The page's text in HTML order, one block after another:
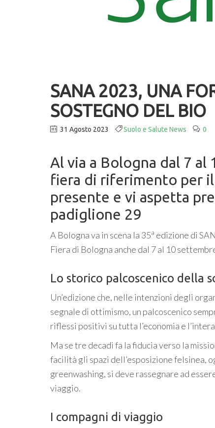
SANA 2023, UNA
SOSTEGNO DEL BIO
31 Agosto 2023 Suolo e Salute News 0
Al via a Bologna dal 7 al
fiera di riferimento per
presente e vi aspetta
padiglione 29
A Bologna va in scena la 35a edizione di
Fiera di Bologna anche dal 7 al 10
Lo storico palcoscenico della
Un’edizione che, nelle intenzioni degli
segnale di ottimismo, un palcoscenico
riflessi positivi su tutta l’economia e
Ma se tre decadi fa la fiducia verso la
facilità gli spazi dell’esposizione felsinea,
greenwashing, si deve rassegnare ad
viaggio.
I compagni di viaggio